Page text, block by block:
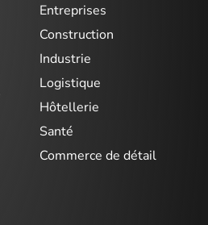
Entreprises
Construction
Industrie
Logistique
Hôtellerie
Santé
Commerce de détail